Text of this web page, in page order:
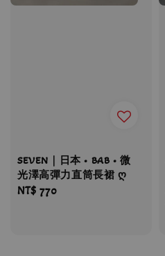
SEVEN｜日本 • BAB • 微
光澤高彈力直筒長裙 ღ
Regular
NT$ 770